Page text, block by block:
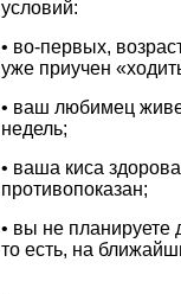
условий:
• во-первых,
уже приучен
• ваш любимец
недель;
• ваша киса
противопоказан;
• вы не планируете
то есть, на